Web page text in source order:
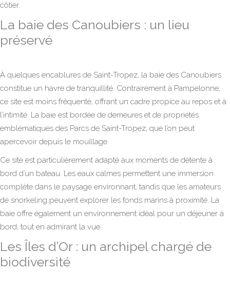
côtier.
La baie des Canoubiers : un lieu
préservé
À quelques encablures de Saint-Tropez, la baie des Canoubiers
constitue un havre de tranquillité. Contrairement à Pampelonne,
ce site est moins fréquenté, offrant un cadre propice au repos et à
l’intimité. La baie est bordée de demeures et de propriétés
emblématiques des Parcs de Saint-Tropez, que l’on peut
apercevoir depuis le mouillage.
Ce site est particulièrement adapté aux moments de détente à
bord d’un bateau. Les eaux calmes permettent une immersion
complète dans le paysage environnant, tandis que les amateurs
de snorkeling peuvent explorer les fonds marins à proximité. La
baie offre également un environnement idéal pour un déjeuner à
bord, tout en admirant la vue.
Les Îles d’Or : un archipel chargé de
biodiversité